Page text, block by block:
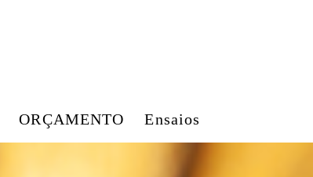
ORÇAMENTO Ensaios